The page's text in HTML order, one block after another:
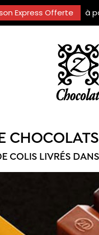
Express Offerte à
COLIS LIVRÉS